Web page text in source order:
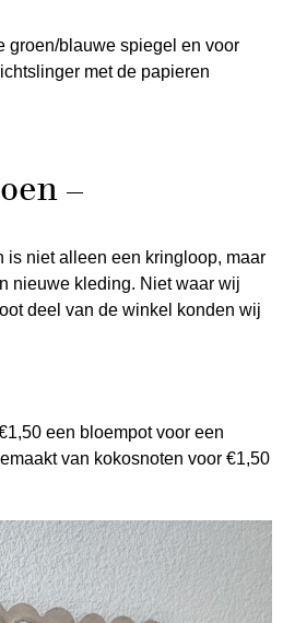
groen/blauwe spiegel en voor
met de papieren
–
is niet alleen een kringloop, maar
nieuwe kleding. Niet waar wij
deel van de winkel konden wij
een bloempot voor een
van kokosnoten voor €1,50